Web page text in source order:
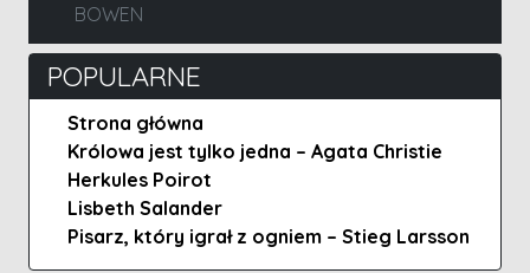
BOWEN
POPULARNE
Strona główna
Królowa jest tylko jedna – Agata Christie
Herkules Poirot
Lisbeth Salander
Pisarz, który igrał z ogniem – Stieg Larsson